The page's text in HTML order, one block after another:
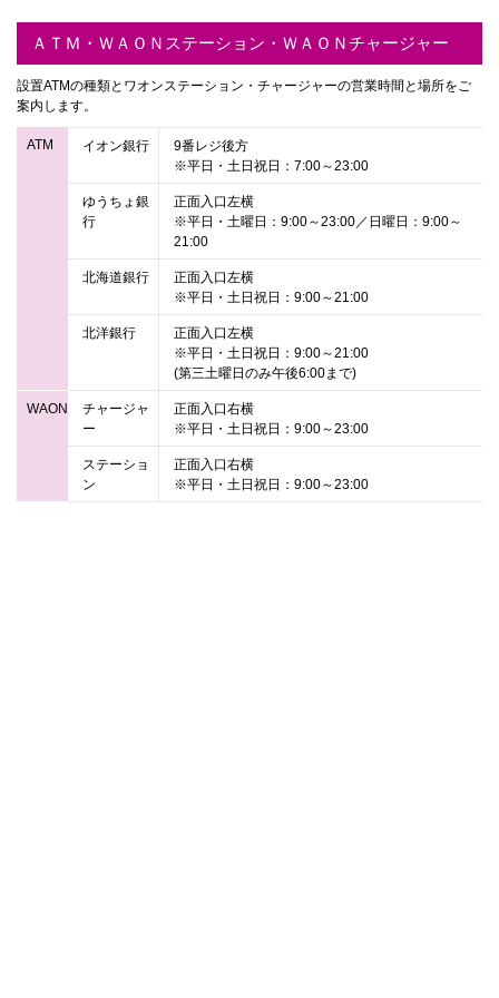
ＡＴＭ・ＷＡＯＮステーション・ＷＡＯＮチャージャー
設置ATMの種類とワオンステーション・チャージャーの営業時間と場所をご
案内します。
ATM イオン銀行
9番レジ後方
※平日・土日祝日：7:00～23:00
ゆうちょ銀
行
正面入口左横
※平日・土曜日：9:00～23:00／日曜日：9:00～
21:00
北海道銀行
正面入口左横
※平日・土日祝日：9:00～21:00
北洋銀行
正面入口左横
※平日・土日祝日：9:00～21:00
(第三土曜日のみ午後6:00まで)
WAON
チャージャ
ー
正面入口右横
※平日・土日祝日：9:00～23:00
ステーショ
ン
正面入口右横
※平日・土日祝日：9:00～23:00